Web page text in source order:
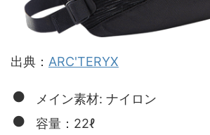
出典： ARC'TERYX
メイン素材: ナイロン
容量：22ℓ